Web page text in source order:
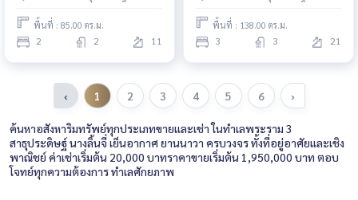
พื้นที่ : 85.00 ตร.ม.
2 2 11
พื้นที่ : 138.00 ตร.ม.
3 3 21
‹ 1 2 3 4 5 6 ›
ค้นหาอสังหาริมทรัพย์ทุกประเภทขายและเช่า ในทำเลพระราม 3
สาธุประดิษฐ์ นางลิ้นจี่ เย็นอากาศ ยานนาวา ครบวงจร ทั้งที่อยู่อาศัยและเชิง
พาณิชย์ ค่าเช่าเริ่มต้น 20,000 บาทราคาขายเริ่มต้น 1,950,000 บาท ตอบ
โจทย์ทุกความต้องการ ทำเลศักยภาพ